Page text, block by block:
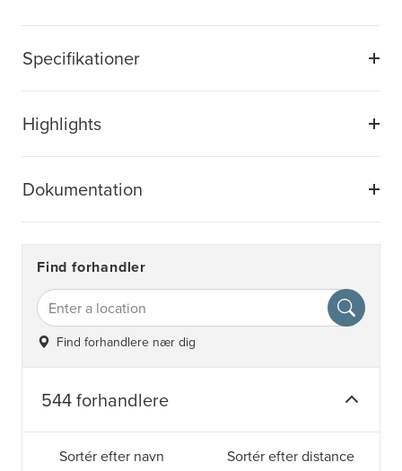
Specifikationer
Highlights
Dokumentation
Find forhandler
Find forhandlere nær dig
544 forhandlere
Sortér efter navn Sortér efter distance